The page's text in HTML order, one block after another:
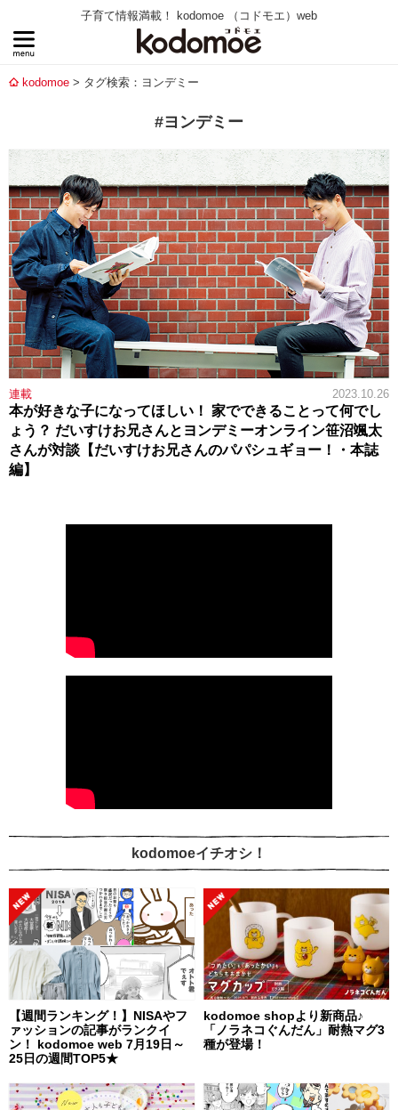
子育て情報満載！ kodomoe （コドモエ）web
kodomoe タグ検索：ヨンデミー
#ヨンデミー
連載 2023.10.26
本が好きな子になってほしい！ 家でできることって何でし
ょう？ だいすけお兄さんとヨンデミーオンライン笹沼颯太
さんが対談【だいすけお兄さんのパパシュギョー！・本誌
編】
kodomoeイチオシ！
【週間ランキング！】NISAやフ
ァッションの記事がランクイ
ン！ kodomoe web 7月19日～
25日の週間TOP5★
kodomoe shopより新商品♪
「ノラネコぐんだん」耐熱マグ3
種が登場！